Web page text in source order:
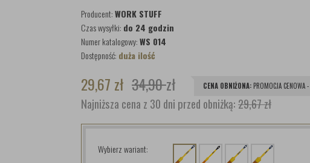
Producent:WORK STUFF
Czas wysyłki: do 24 godzin
Numer katalogowy:WS 014
Dostępność: duża ilość
29,67 zł 34,90zł CENA OBNIŻONA: PROMOCJA CENOWA -
Najniższa cena z 30 dni przed obniżką:29,67 zł
Wybierz wariant: